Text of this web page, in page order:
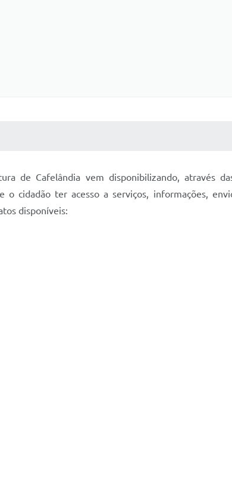
de Cafelândia vem disponibilizando, através
cidadão ter acesso a serviços, informações,
disponíveis: